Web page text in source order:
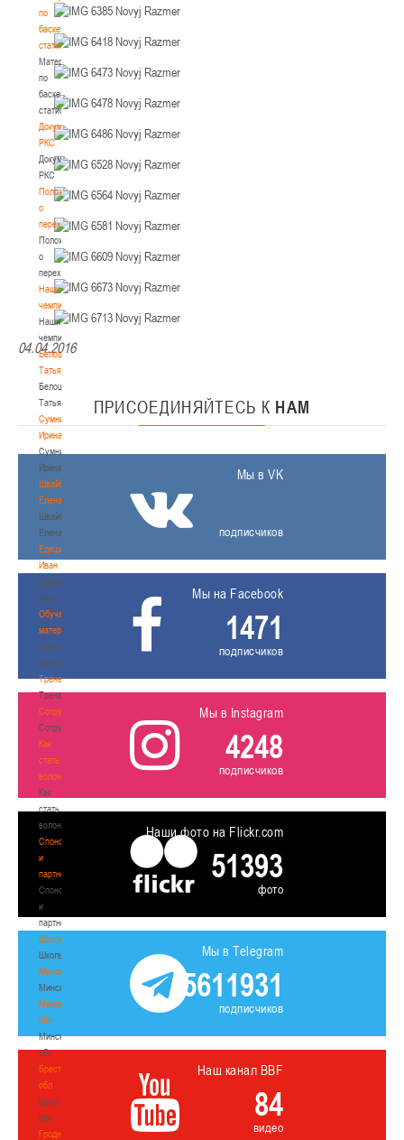
по
баскетбольной
статистике
Материалы
по
баскетбольной
статистике
Документы
РКС
Документы
РКС
Положение
о
переходах
Положение
о
переходах
Наши
чемпионы
Наши
чемпионы
Белошапко
Татьяна
Белошапко
Татьяна
Сумникова
Ирина
Сумникова
Ирина
Швайбович
Елена
Швайбович
Елена
Едешко
Иван
Едешко
Иван
Обучающие
материалы
Обучающие
материалы
Тренерам
Тренерам
Сотрудничество
Сотрудничество
Как
стать
волонтером
Как
стать
волонтером
Спонсоры
и
партнеры
Спонсоры
и
партнеры
Школы
Школы
Минск
Минск
Минская
обл
Минская
обл
Брестская
обл
Брестская
обл
Гродненская
04.04.2016
ПРИСОЕДИНЯЙТЕСЬ К НАМ
Мы в VK
подписчиков
Мы на Facebook
1471
подписчиков
Мы в Instagram
4248
подписчиков
Наши фото на Flickr.com
51393
фото
Мы в Telegram
5611931
подписчиков
Наш канал BBF
84
видео